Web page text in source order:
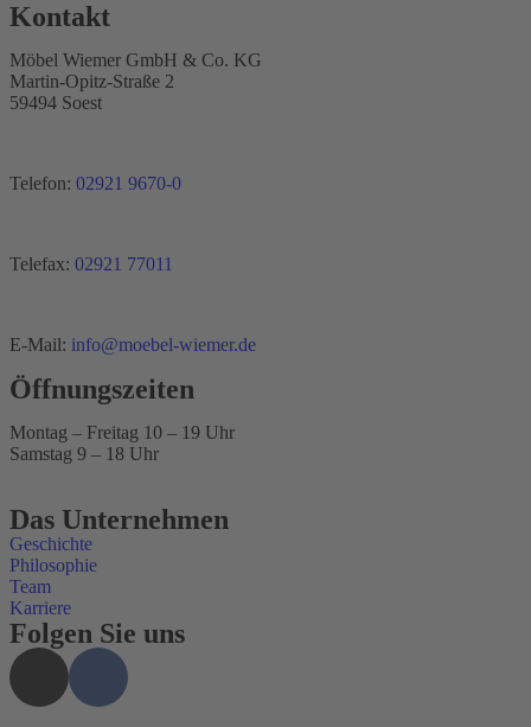
Kontakt
Möbel Wiemer GmbH & Co. KG
Martin-Opitz-Straße 2
59494 Soest
Telefon: 02921 9670-0
Telefax: 02921 77011
E-Mail: info@moebel-wiemer.de
Öffnungszeiten
Montag – Freitag 10 – 19 Uhr
Samstag 9 – 18 Uhr
Das Unternehmen
Geschichte
Philosophie
Team
Karriere
Folgen Sie uns